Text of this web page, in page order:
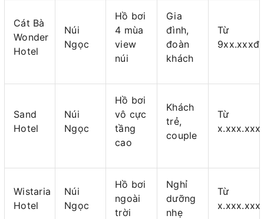
Cát Bà
Wonder
Hotel
Núi
Ngọc
Hồ bơi
4 mùa
view
núi
Gia
đình,
đoàn
khách
Từ
9xx.xxxđ
Sand
Hotel
Núi
Ngọc
Hồ bơi
vô cực
tầng
cao
Khách
trẻ,
couple
Từ
Wistaria
Hotel
Núi
Ngọc
Hồ bơi
ngoài
trời
Nghỉ
dưỡng
nhẹ
Từ